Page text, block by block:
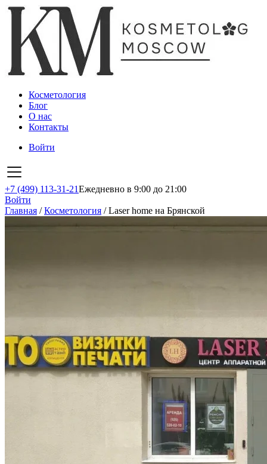
Косметология
Блог
О нас
Контакты
Войти
+7 (499) 113-31-21Ежедневно в 9:00 до 21:00
Войти
Главная /Косметология /Laser home на Брянской